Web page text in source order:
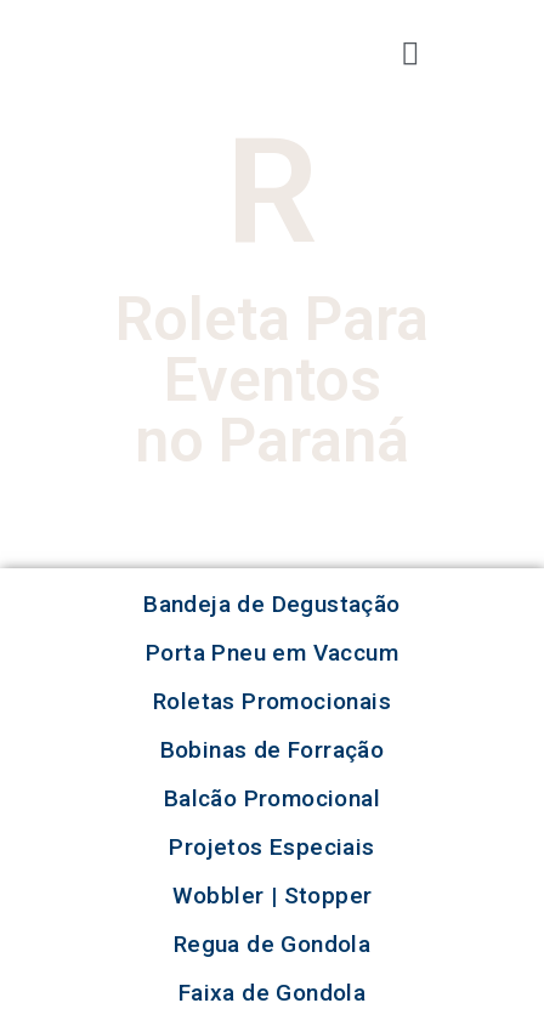
R
Roleta Para
Eventos
no Paraná
Bandeja de Degustação
Porta Pneu em Vaccum
Roletas Promocionais
Bobinas de Forração
Balcão Promocional
Projetos Especiais
Wobbler | Stopper
Regua de Gondola
Faixa de Gondola